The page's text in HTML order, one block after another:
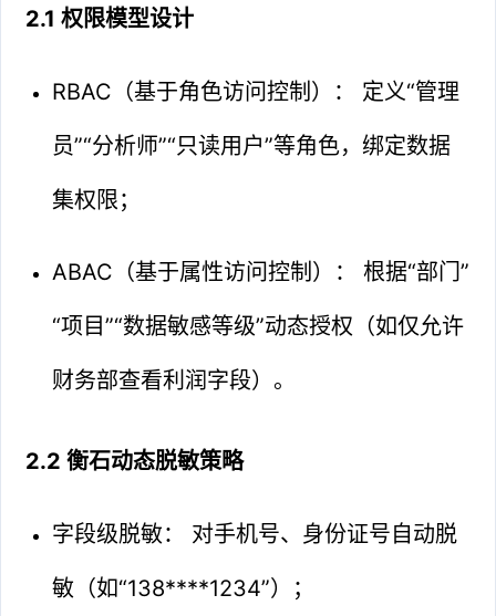
2.1 权限模型设计
RBAC（基于角色访问控制）： 定义“管理
员”“分析师”“只读用户”等角色，绑定数据
集权限；
ABAC（基于属性访问控制）： 根据“部门”
“项目”“数据敏感等级”动态授权（如仅允许
财务部查看利润字段）。
2.2 衡石动态脱敏策略
字段级脱敏： 对手机号、身份证号自动脱
敏（如“138****1234”）；